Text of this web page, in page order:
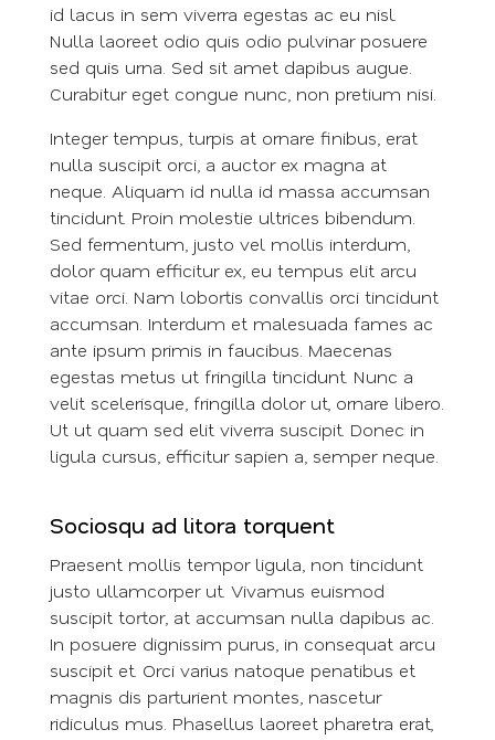
id lacus in sem viverra egestas ac eu nisl.
Nulla laoreet odio quis odio pulvinar posuere
sed quis urna. Sed sit amet dapibus augue.
Curabitur eget congue nunc, non pretium nisi.
Integer tempus, turpis at ornare finibus, erat
nulla suscipit orci, a auctor ex magna at
neque. Aliquam id nulla id massa accumsan
tincidunt. Proin molestie ultrices bibendum.
Sed fermentum, justo vel mollis interdum,
dolor quam efficitur ex, eu tempus elit arcu
vitae orci. Nam lobortis convallis orci tincidunt
accumsan. Interdum et malesuada fames ac
ante ipsum primis in faucibus. Maecenas
egestas metus ut fringilla tincidunt. Nunc a
velit scelerisque, fringilla dolor ut, ornare libero.
Ut ut quam sed elit viverra suscipit. Donec in
ligula cursus, efficitur sapien a, semper neque.
Sociosqu ad litora torquent
Praesent mollis tempor ligula, non tincidunt
justo ullamcorper ut. Vivamus euismod
suscipit tortor, at accumsan nulla dapibus ac.
In posuere dignissim purus, in consequat arcu
suscipit et. Orci varius natoque penatibus et
magnis dis parturient montes, nascetur
ridiculus mus. Phasellus laoreet pharetra erat,